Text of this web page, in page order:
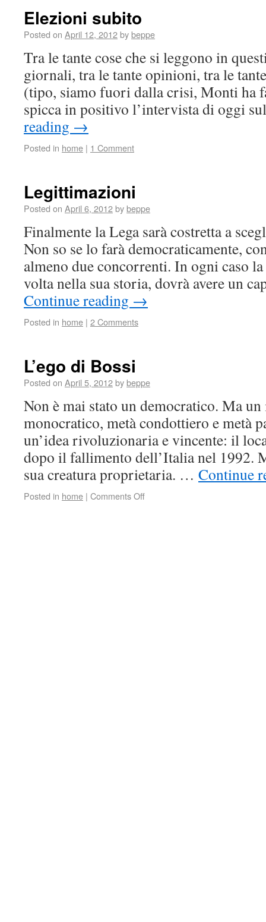
Elezioni subito
Posted on April 12, 2012bybeppe
Tra le tante cose che si leggono in
giornali, tra le tante opinioni, tra le
(tipo, siamo fuori dalla crisi, Monti
spicca in positivo l’intervista di oggi
reading →
Posted in home | 1 Comment
Legittimazioni
Posted on April 6, 2012bybeppe
Finalmente la Lega sarà costretta a
Non so se lo farà democraticamente,
almeno due concorrenti. In ogni caso
volta nella sua storia, dovrà avere un
Continue reading →
Posted in home | 2 Comments
L’ego di Bossi
Posted on April 5, 2012bybeppe
Non è mai stato un democratico. Ma
monocratico, metà condottiero e metà
un’idea rivoluzionaria e vincente: il
dopo il fallimento dell’Italia nel 1992.
sua creatura proprietaria. … Continue
Posted in home | Comments Off